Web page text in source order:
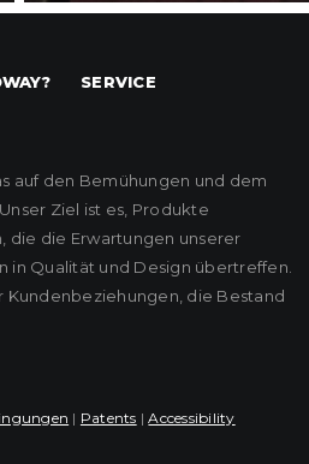
SERVICE
auf den Bemühungen und dem
Ziel ist es, Produkte
die die Erwartungen unserer
in Qualität und Design übertreffen.
Kundenbeziehungen, die Bestand
| Patents |Accessibility